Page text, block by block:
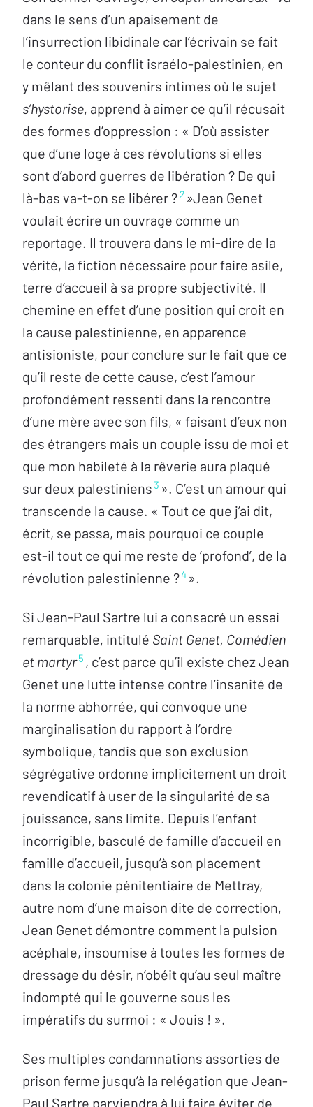
dans le sens d’un apaisement de
l’insurrection libidinale car l’écrivain se fait
le conteur du conflit israélo-palestinien, en
y mêlant des souvenirs intimes où le sujet
s’hystorise, apprend à aimer ce qu’il récusait
des formes d’oppression : « D’où assister
que d’une loge à ces révolutions si elles
sont d’abord guerres de libération ? De qui
là-bas va-t-on se libérer ?2 »Jean Genet
voulait écrire un ouvrage comme un
reportage. Il trouvera dans le mi-dire de la
vérité, la fiction nécessaire pour faire asile,
terre d’accueil à sa propre subjectivité. Il
chemine en effet d’une position qui croit en
la cause palestinienne, en apparence
antisioniste, pour conclure sur le fait que ce
qu’il reste de cette cause, c’est l’amour
profondément ressenti dans la rencontre
d’une mère avec son fils, « faisant d’eux non
des étrangers mais un couple issu de moi et
que mon habileté à la rêverie aura plaqué
sur deux palestiniens3 ». C’est un amour qui
transcende la cause. « Tout ce que j’ai dit,
écrit, se passa, mais pourquoi ce couple
est-il tout ce qui me reste de ‘profond’, de la
révolution palestinienne ?4 ».
Si Jean-Paul Sartre lui a consacré un essai
remarquable, intitulé Saint Genet, Comédien
et martyr5 , c’est parce qu’il existe chez Jean
Genet une lutte intense contre l’insanité de
la norme abhorrée, qui convoque une
marginalisation du rapport à l’ordre
symbolique, tandis que son exclusion
ségrégative ordonne implicitement un droit
revendicatif à user de la singularité de sa
jouissance, sans limite. Depuis l’enfant
incorrigible, basculé de famille d’accueil en
famille d’accueil, jusqu’à son placement
dans la colonie pénitentiaire de Mettray,
autre nom d’une maison dite de correction,
Jean Genet démontre comment la pulsion
acéphale, insoumise à toutes les formes de
dressage du désir, n’obéit qu’au seul maître
indompté qui le gouverne sous les
impératifs du surmoi : « Jouis ! ».
Ses multiples condamnations assorties de
prison ferme jusqu’à la relégation que Jean-
Paul Sartre parviendra à lui faire éviter de